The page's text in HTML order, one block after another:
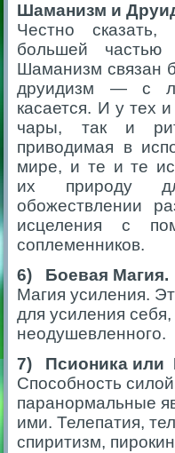
Шаманизм и
Честно
большей частью
Шаманизм связан
друидизм — с
касается. И у тех
чары, так и
приводимая в
мире, и те и те
их природу
обожествлении
исцеления с
соплеменников.
6) Боевая Магия.
Магия усиления.
для усиления
неодушевленного.
7) Псионика или
Способность
паранормальные
ими. Телепатия,
спиритизм,